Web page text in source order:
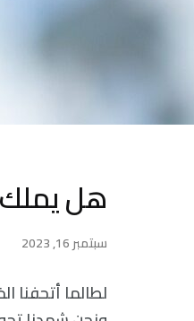
هل يملك
سبتمبر 16, 2023
لطالما أتحفنا